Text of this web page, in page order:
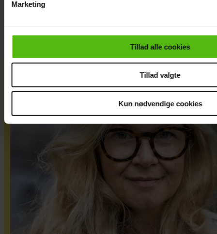
cookiepolitik.
Marketing
Tillad alle cookies
Tillad valgte
Kun nødvendige cookies